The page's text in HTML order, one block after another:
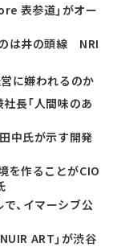
表参道」がオー
は井の頭線 NRI
営に嫌われるのか
長「人間味のあ
中氏が示す開発
を作ることがCIO
、イマーシブ公
ART」が渋谷